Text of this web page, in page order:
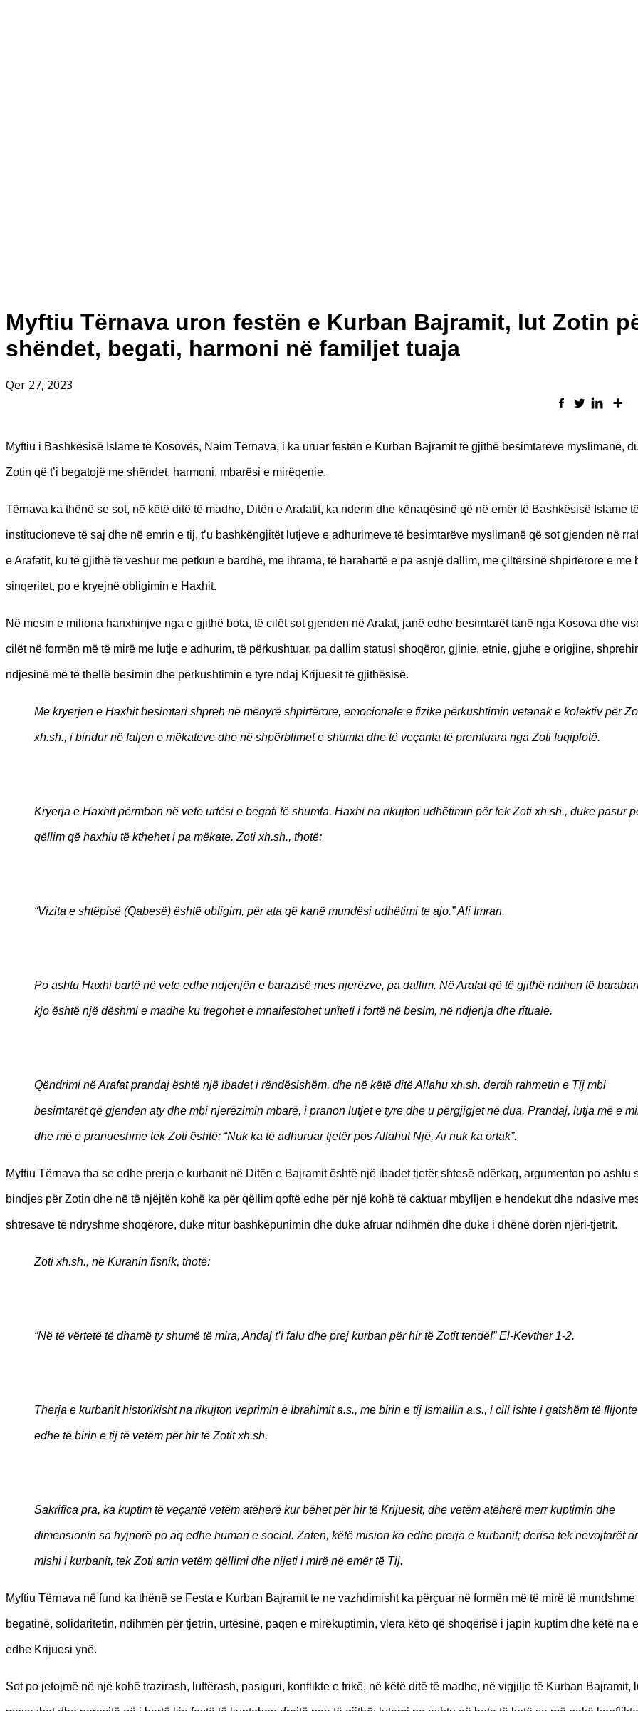
Myftiu Tërnava uron festën e Kurban Bajramit, lut Zotin
shëndet, begati, harmoni në familjet tuaja
Qer 27, 2023
Myftiu i Bashkësisë Islame të Kosovës, Naim Tërnava, i ka uruar festën e Kurban Bajramit të gjithë besimtarëve myslimanë,
Zotin që t’i begatojë me shëndet, harmoni, mbarësi e mirëqenie.
Tërnava ka thënë se sot, në këtë ditë të madhe, Ditën e Arafatit, ka nderin dhe kënaqësinë që në emër të Bashkësisë Islame
institucioneve të saj dhe në emrin e tij, t’u bashkëngjitët lutjeve e adhurimeve të besimtarëve myslimanë që sot gjenden në
e Arafatit, ku të gjithë të veshur me petkun e bardhë, me ihrama, të barabartë e pa asnjë dallim, me çiltërsinë shpirtërore e me
sinqeritet, po e kryejnë obligimin e Haxhit.
Në mesin e miliona hanxhinjve nga e gjithë bota, të cilët sot gjenden në Arafat, janë edhe besimtarët tanë nga Kosova dhe
cilët në formën më të mirë me lutje e adhurim, të përkushtuar, pa dallim statusi shoqëror, gjinie, etnie, gjuhe e origjine,
ndjesinë më të thellë besimin dhe përkushtimin e tyre ndaj Krijuesit të gjithësisë.
Me kryerjen e Haxhit besimtari shpreh në mënyrë shpirtërore, emocionale e fizike përkushtimin vetanak e kolektiv për
xh.sh., i bindur në faljen e mëkateve dhe në shpërblimet e shumta dhe të veçanta të premtuara nga Zoti fuqiplotë.
Kryerja e Haxhit përmban në vete urtësi e begati të shumta. Haxhi na rikujton udhëtimin për tek Zoti xh.sh., duke pasur
qëllim që haxhiu të kthehet i pa mëkate. Zoti xh.sh., thotë:
“Vizita e shtëpisë (Qabesë) është obligim, për ata që kanë mundësi udhëtimi te ajo.” Ali Imran.
Po ashtu Haxhi bartë në vete edhe ndjenjën e barazisë mes njerëzve, pa dallim. Në Arafat që të gjithë ndihen të
kjo është një dëshmi e madhe ku tregohet e mnaifestohet uniteti i fortë në besim, në ndjenja dhe rituale.
Qëndrimi në Arafat prandaj është një ibadet i rëndësishëm, dhe në këtë ditë Allahu xh.sh. derdh rahmetin e Tij mbi
besimtarët që gjenden aty dhe mbi njerëzimin mbarë, i pranon lutjet e tyre dhe u përgjigjet në dua. Prandaj, lutja më e
dhe më e pranueshme tek Zoti është: “Nuk ka të adhuruar tjetër pos Allahut Një, Ai nuk ka ortak”.
Myftiu Tërnava tha se edhe prerja e kurbanit në Ditën e Bajramit është një ibadet tjetër shtesë ndërkaq, argumenton po ashtu
bindjes për Zotin dhe në të njëjtën kohë ka për qëllim qoftë edhe për një kohë të caktuar mbylljen e hendekut dhe ndasive
shtresave të ndryshme shoqërore, duke rritur bashkëpunimin dhe duke afruar ndihmën dhe duke i dhënë dorën njëri-tjetrit.
Zoti xh.sh., në Kuranin fisnik, thotë:
“Në të vërtetë të dhamë ty shumë të mira, Andaj t’i falu dhe prej kurban për hir të Zotit tendë!” El-Kevther 1-2.
Therja e kurbanit historikisht na rikujton veprimin e Ibrahimit a.s., me birin e tij Ismailin a.s., i cili ishte i gatshëm të flijonte
edhe të birin e tij të vetëm për hir të Zotit xh.sh.
Sakrifica pra, ka kuptim të veçantë vetëm atëherë kur bëhet për hir të Krijuesit, dhe vetëm atëherë merr kuptimin dhe
dimensionin sa hyjnorë po aq edhe human e social. Zaten, këtë mision ka edhe prerja e kurbanit; derisa tek nevojtarët
mishi i kurbanit, tek Zoti arrin vetëm qëllimi dhe nijeti i mirë në emër të Tij.
Myftiu Tërnava në fund ka thënë se Festa e Kurban Bajramit te ne vazhdimisht ka përçuar në formën më të mirë të
begatinë, solidaritetin, ndihmën për tjetrin, urtësinë, paqen e mirëkuptimin, vlera këto që shoqërisë i japin kuptim dhe këtë na
edhe Krijuesi ynë.
Sot po jetojmë në një kohë trazirash, luftërash, pasiguri, konflikte e frikë, në këtë ditë të madhe, në vigjilje të Kurban Bajramit,